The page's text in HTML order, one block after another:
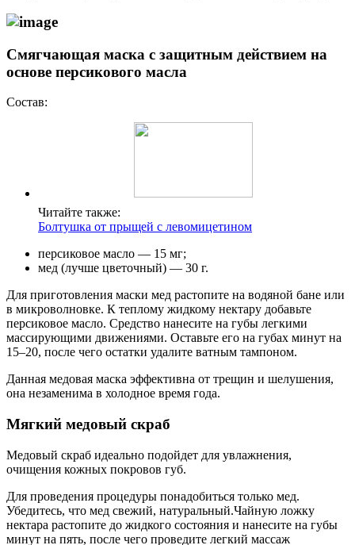
Смягчающая маска с защитным действием на
основе персикового масла
Состав:
Читайте также:
Болтушка от прыщей с левомицетином
персиковое масло — 15 мг;
мед (лучше цветочный) — 30 г.
Для приготовления маски мед растопите на водяной бане или
в микроволновке. К теплому жидкому нектару добавьте
персиковое масло. Средство нанесите на губы легкими
массирующими движениями. Оставьте его на губах минут на
15–20, после чего остатки удалите ватным тампоном.
Данная медовая маска эффективна от трещин и шелушения,
она незаменима в холодное время года.
Мягкий медовый скраб
Медовый скраб идеально подойдет для увлажнения,
очищения кожных покровов губ.
Для проведения процедуры понадобиться только мед.
Убедитесь, что мед свежий, натуральный.Чайную ложку
нектара растопите до жидкого состояния и нанесите на губы
минут на пять, после чего проведите легкий массаж